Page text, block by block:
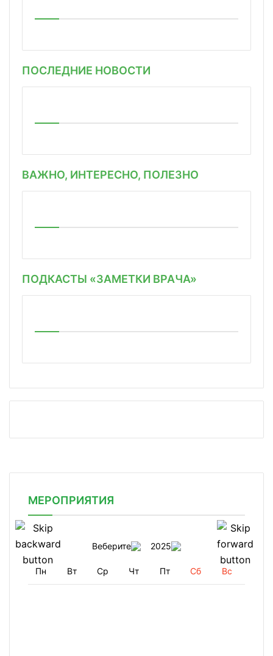
ПОСЛЕДНИЕ НОВОСТИ
ВАЖНО, ИНТЕРЕСНО, ПОЛЕЗНО
ПОДКАСТЫ «ЗАМЕТКИ ВРАЧА»
МЕРОПРИЯТИЯ
Веберите 2025
Пн Вт Ср Чт Пт Сб Вс